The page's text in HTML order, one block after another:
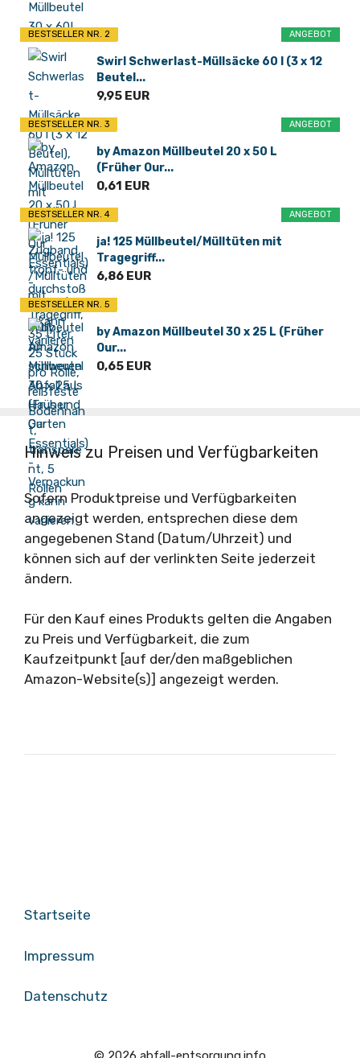
ANGEBOT
BESTSELLER NR. 2
Swirl Schwerlast-Müllsäcke 60 l (3 x 12
Beutel...
9,95 EUR
ANGEBOT
BESTSELLER NR. 3
by Amazon Müllbeutel 20 x 50 L
(Früher Our...
0,61 EUR
ANGEBOT
BESTSELLER NR. 4
ja! 125 Müllbeutel/Mülltüten mit
Tragegriff...
6,86 EUR
BESTSELLER NR. 5
by Amazon Müllbeutel 30 x 25 L (Früher
Our...
0,65 EUR
Hinweis zu Preisen und Verfügbarkeiten
Sofern Produktpreise und Verfügbarkeiten
angezeigt werden, entsprechen diese dem
angegebenen Stand (Datum/Uhrzeit) und
können sich auf der verlinkten Seite jederzeit
ändern.
Für den Kauf eines Produkts gelten die Angaben
zu Preis und Verfügbarkeit, die zum
Kaufzeitpunkt [auf der/den maßgeblichen
Amazon-Website(s)] angezeigt werden.
Startseite
Impressum
Datenschutz